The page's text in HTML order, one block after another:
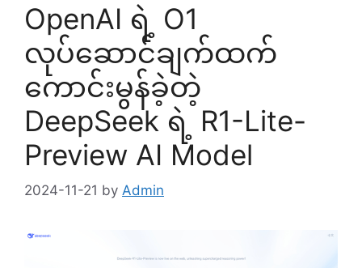
OpenAI ရဲ့ O1
လုပ်ဆောင်ချက်ထက်
ကောင်းမွန်ခဲ့တဲ့
DeepSeek ရဲ့ R1-Lite-
Preview AI Model
2024-11-21 by Admin